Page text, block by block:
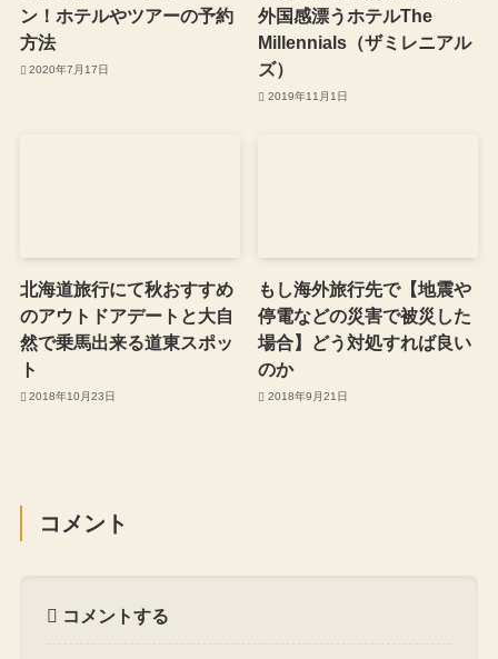
ン！ホテルやツアーの予約
方法
2020年7月17日
外国感漂うホテルThe
Millennials（ザミレニアル
ズ）
2019年11月1日
北海道旅行にて秋おすすめ
のアウトドアデートと大自
然で乗馬出来る道東スポッ
ト
2018年10月23日
もし海外旅行先で【地震や
停電などの災害で被災した
場合】どう対処すれば良い
のか
2018年9月21日
コメント
コメントする